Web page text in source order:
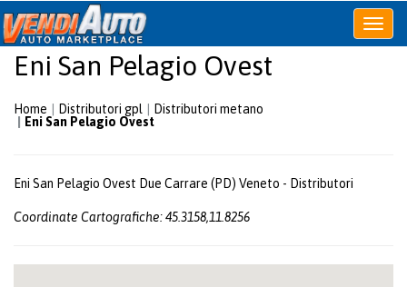
Apri
o
Eni San Pelagio Ovest
Home Distributori gpl
Distributori metano
Eni San Pelagio Ovest
Eni San Pelagio Ovest Due Carrare (PD) Veneto - Distributori
Coordinate Cartografiche: 45.3158,11.8256